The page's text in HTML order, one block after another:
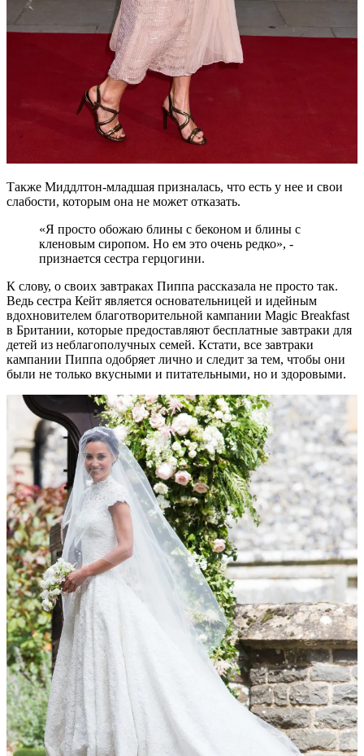
Также Миддлтон-младшая призналась, что есть у нее и свои
слабости, которым она не может отказать.
«Я просто обожаю блины с беконом и блины с
кленовым сиропом. Но ем это очень редко», -
признается сестра герцогини.
К слову, о своих завтраках Пиппа рассказала не просто так.
Ведь сестра Кейт является основательницей и идейным
вдохновителем благотворительной кампании Magic Breakfast
в Британии, которые предоставляют бесплатные завтраки для
детей из неблагополучных семей. Кстати, все завтраки
кампании Пиппа одобряет лично и следит за тем, чтобы они
были не только вкусными и питательными, но и здоровыми.